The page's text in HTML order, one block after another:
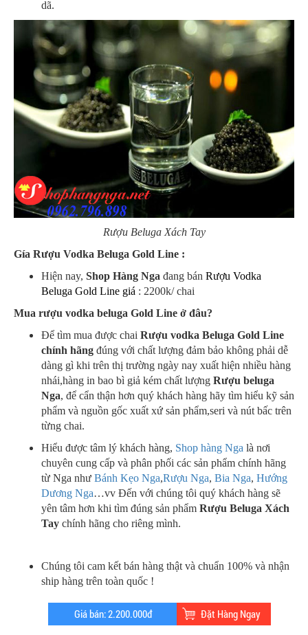
dã.
Rượu Beluga Xách Tay
Gía Rượu Vodka Beluga Gold Line :
Hiện nay, Shop Hàng Nga đang bán Rượu Vodka
Beluga Gold Line giá : 2200k/ chai
Mua rượu vodka beluga Gold Line ở đâu?
Để tìm mua được chai Rượu vodka Beluga Gold Line
chính hãng đúng với chất lượng đảm bảo không phải dễ
dàng gì khi trên thị trường ngày nay xuất hiện nhiều hàng
nhái,hàng in bao bì giả kém chất lượng Rượu beluga
Nga, để cẩn thận hơn quý khách hàng hãy tìm hiểu kỹ sản
phẩm và nguồn gốc xuất xứ sản phẩm,seri và nút bấc trên
từng chai.
Hiểu được tâm lý khách hàng, Shop hàng Nga là nơi
chuyên cung cấp và phân phối các sản phẩm chính hãng
từ Nga như Bánh Kẹo Nga,Rượu Nga, Bia Nga, Hướng
Dương Nga…vv Đến với chúng tôi quý khách hàng sẽ
yên tâm hơn khi tìm đúng sản phẩm Rượu Beluga Xách
Tay chính hãng cho riêng mình.
Chúng tôi cam kết bán hàng thật và chuẩn 100% và nhận
ship hàng trên toàn quốc !